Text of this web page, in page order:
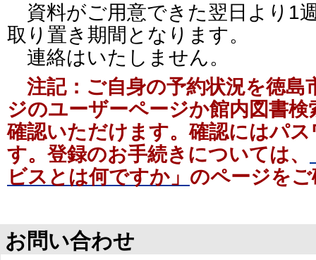
資料がご用意できた翌日より1
取り置き期間となります。
連絡はいたしません。
注記：ご自身の予約状況を徳島
ジのユーザーページか館内図書
確認いただけます。確認にはパ
す。登録のお手続きについては、
ビスとは何ですか」 のページを
お問い合わせ